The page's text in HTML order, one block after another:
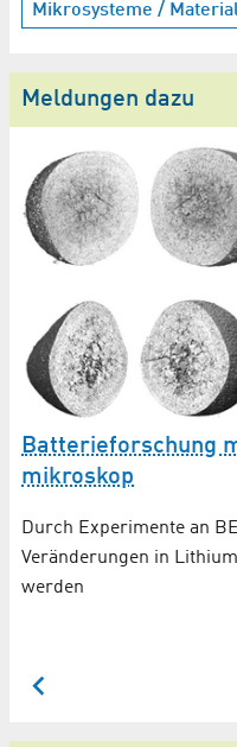
Mikrosysteme /
Meldungen dazu
Batterieforschung
mikroskop
Durch Experimente an
Veränderungen in
werden